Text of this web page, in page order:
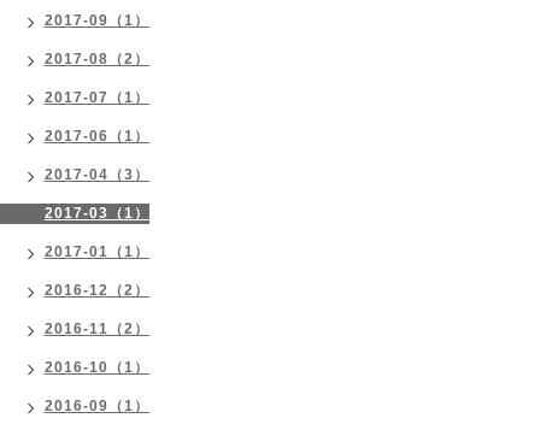
2017-09（1）
2017-08（2）
2017-07（1）
2017-06（1）
2017-04（3）
2017-03（1）
2017-01（1）
2016-12（2）
2016-11（2）
2016-10（1）
2016-09（1）